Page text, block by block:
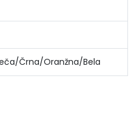
Črna/Oranžna/Bela